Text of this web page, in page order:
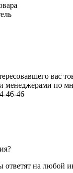
вас
менеджерами по
46-46
ответят на любой